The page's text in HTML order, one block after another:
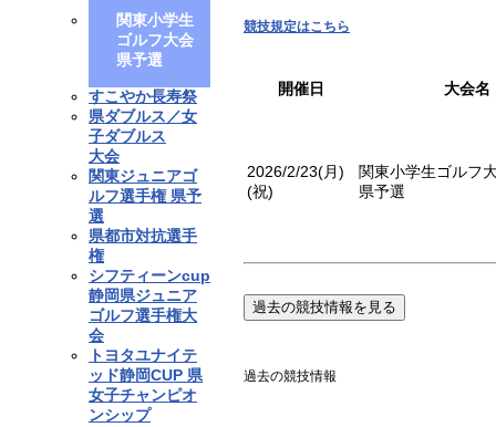
関東小学生
ゴルフ大会
県予選
すこやか長寿祭
県ダブルス／女
子ダブルス
大会
関東ジュニアゴ
ルフ選手権 県予
選
県都市対抗選手
権
シフティーンcup
静岡県ジュニア
ゴルフ選手権大
会
トヨタユナイテ
ッド静岡CUP 県
女子チャンピオ
ンシップ
競技規定はこちら
開催日 大会名
2026/2/23(月)
(祝)
関東小学生ゴルフ
県予選
過去の競技情報を見る
過去の競技情報